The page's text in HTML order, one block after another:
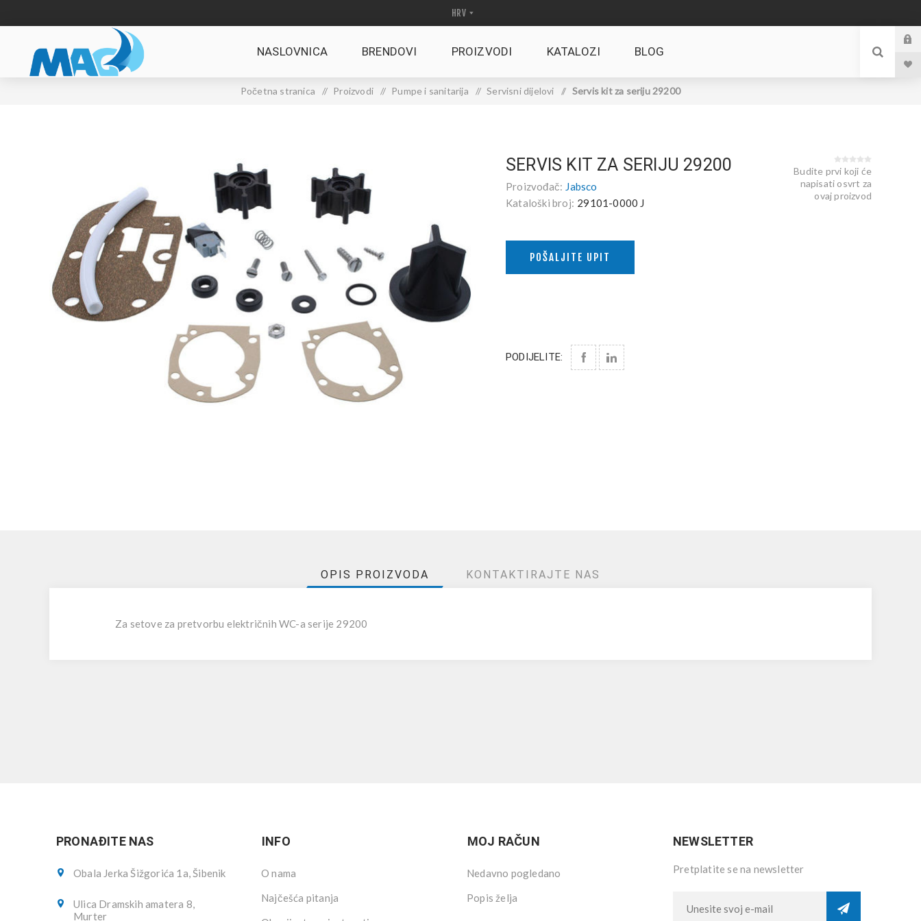
NASLOVNICA BRENDOVI PROIZVODI KATALOZI BLOG
Početna stranica / Proizvodi / Pumpe i sanitarija / Servisni dijelovi / Servis kit za seriju 29200
SERVIS KIT ZA SERIJU 29200
Proizvođač: Jabsco
Kataloški broj: 29101-0000 J
Budite prvi koji će
napisati osvrt za
ovaj proizvod
POŠALJITE UPIT
PODIJELITE:
OPIS PROIZVODA KONTAKTIRAJTE NAS
Za setove za pretvorbu električnih WC-a serije 29200
PRONAĐITE NAS
Obala Jerka Šižgorića 1a, Šibenik
Ulica Dramskih amatera 8,
Murter
INFO
O nama
Najčešća pitanja
MOJ RAČUN
Nedavno pogledano
Popis želja
NEWSLETTER
Pretplatite se na newsletter